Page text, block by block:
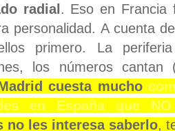
radial . Eso en Francia
personalidad. A cuenta
primero. La
los números
cuesta mucho
en España que
no les interesa saberlo,